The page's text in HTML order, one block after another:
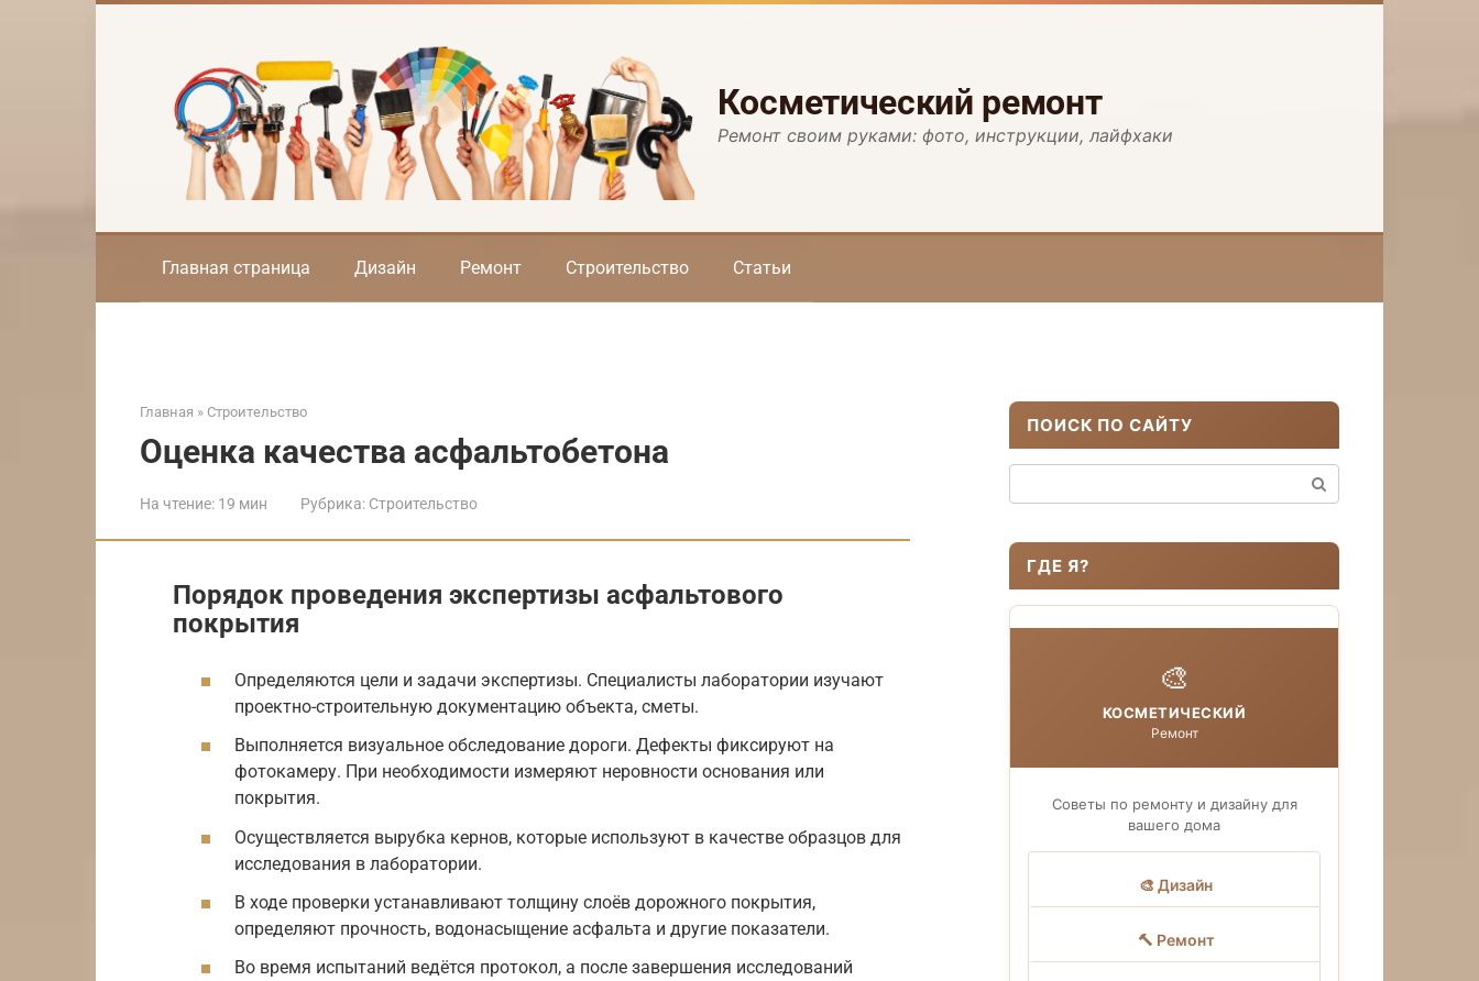
Косметический ремонт
Ремонт своим руками: фото, инструкции, лайфхаки
Главная страница Дизайн Ремонт Строительство Статьи
Главная » Строительство
Оценка качества асфальтобетона
На чтение: 19 мин Рубрика: Строительство
Порядок проведения экспертизы асфальтового
покрытия
Определяются цели и задачи экспертизы. Специалисты лаборатории изучают
проектно-строительную документацию объекта, сметы.
Выполняется визуальное обследование дороги. Дефекты фиксируют на
фотокамеру. При необходимости измеряют неровности основания или
покрытия.
Осуществляется вырубка кернов, которые используют в качестве образцов для
исследования в лаборатории.
В ходе проверки устанавливают толщину слоёв дорожного покрытия,
определяют прочность, водонасыщение асфальта и другие показатели.
Во время испытаний ведётся протокол, а после завершения исследований
ПОИСК ПО САЙТУ
ГДЕ Я?
🎨
КОСМЕТИЧЕСКИЙ
Ремонт
Советы по ремонту и дизайну для
вашего дома
🎨 Дизайн
🔨 Ремонт